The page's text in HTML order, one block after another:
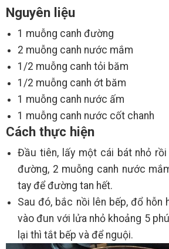
Nguyên liệu
1 muỗng canh đường
2 muỗng canh nước mắm
1/2 muỗng canh tỏi băm
1/2 muỗng canh ớt băm
1 muỗng canh nước ấm
1 muỗng canh nước cốt chanh
Cách thực hiện
Đầu tiên, lấy một cái bát nhỏ
đường, 2 muỗng canh nước
tay để đường tan hết.
Sau đó, bắc nồi lên bếp, đổ hỗn
vào đun với lửa nhỏ khoảng 5
lại thì tắt bếp và để nguội.